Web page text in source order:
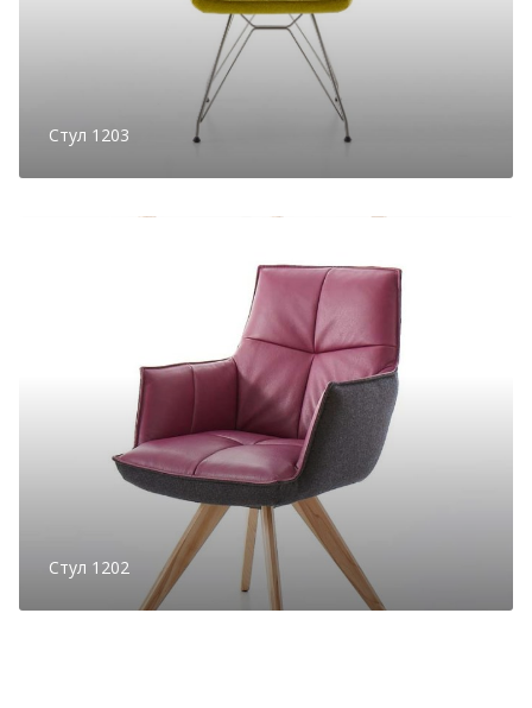
Стул 1203
Стул 1202